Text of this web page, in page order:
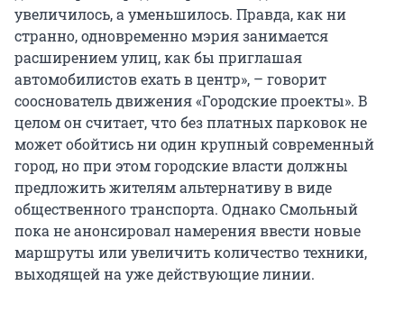
увеличилось, а уменьшилось. Правда, как ни
странно, одновременно мэрия занимается
расширением улиц, как бы приглашая
автомобилистов ехать в центр», – говорит
сооснователь движения «Городские проекты». В
целом он считает, что без платных парковок не
может обойтись ни один крупный современный
город, но при этом городские власти должны
предложить жителям альтернативу в виде
общественного транспорта. Однако Смольный
пока не анонсировал намерения ввести новые
маршруты или увеличить количество техники,
выходящей на уже действующие линии.